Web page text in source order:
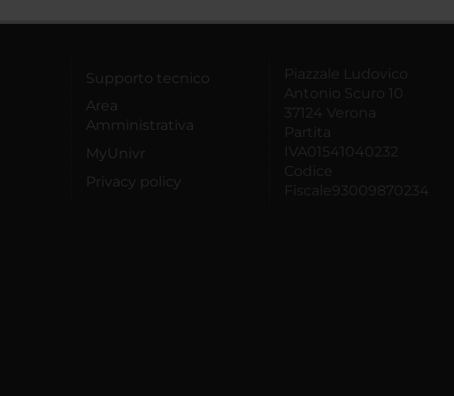
Supporto tecnico
Area
Amministrativa
MyUnivr
Privacy policy
Piazzale Ludovico
Antonio Scuro 10
37124 Verona
Partita
IVA01541040232
Codice
Fiscale93009870234